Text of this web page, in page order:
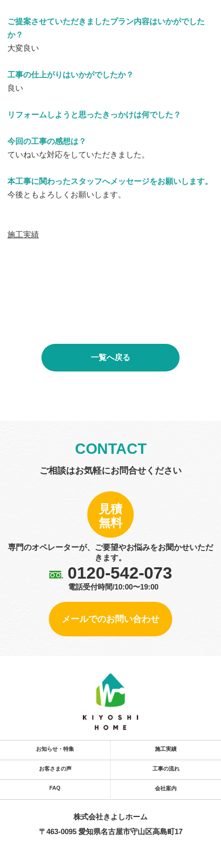
ご提案させていただきましたプラン内容はいかがでした
か？
大変良い
工事の仕上がりはいかがでしたか？
良い
リフォームしようと思ったきっかけは何でした？
今回の工事の感想は？
ていねいな対応をしていただきました。
本工事に関わったスタッフへメッセージをお願いします。
今後ともよろしくお願いします。
施工実績
一覧へ戻る
CONTACT
ご相談はお気軽にお問合せください
見積
無料
専門のオペレーターが、ご要望やお悩みをお聞かせいただ
きます。
0120-542-073
電話受付時間/10:00〜19:00
メールでのお問い合わせ
お知らせ・特集 施工実績
お客さまの声 工事の流れ
FAQ 会社案内
株式会社きよし​ホーム
〒463-0095 愛知県名古屋市守山区高島町17